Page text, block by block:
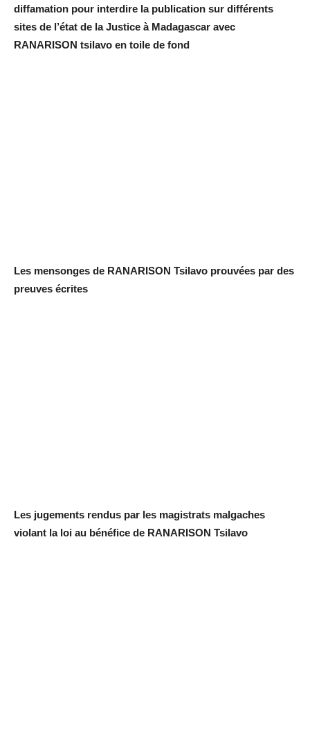
diffamation pour interdire la publication sur différents
sites de l’état de la Justice à Madagascar avec
RANARISON tsilavo en toile de fond
Les mensonges de RANARISON Tsilavo prouvées par des
preuves écrites
Les jugements rendus par les magistrats malgaches
violant la loi au bénéfice de RANARISON Tsilavo